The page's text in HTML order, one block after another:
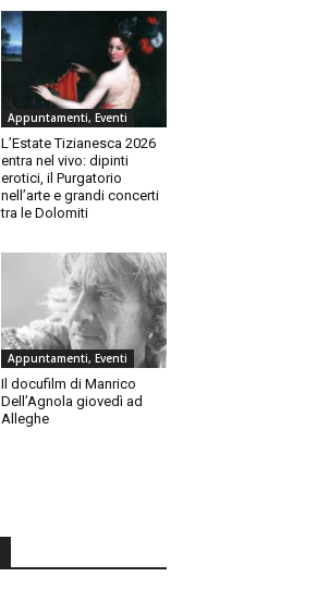
Appuntamenti, Eventi
L’Estate Tizianesca 2026
entra nel vivo: dipinti
erotici, il Purgatorio
nell’arte e grandi concerti
tra le Dolomiti
Appuntamenti, Eventi
Il docufilm di Manrico
Dell’Agnola giovedì ad
Alleghe